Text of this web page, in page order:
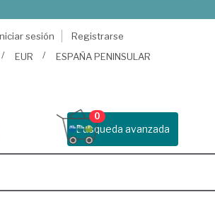
sesión
Registrarse
EUR ESPAÑA PENINSULAR
Busqueda avanzada
0